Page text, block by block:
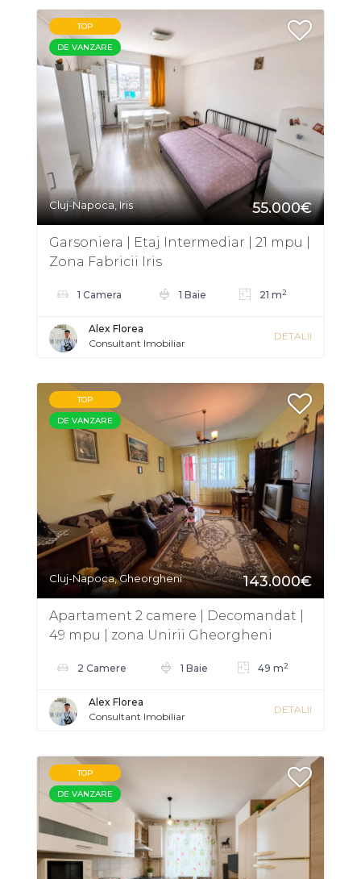
TOP
DE VANZARE
Cluj-Napoca, Iris 55.000€
Garsoniera | Etaj Intermediar | 21 mpu |
Zona Fabricii Iris
1 Camera 1 Baie 21 m2
Alex Florea
Consultant Imobiliar
DETALII
TOP
DE VANZARE
Cluj-Napoca, Gheorgheni 143.000€
Apartament 2 camere | Decomandat |
49 mpu | zona Unirii Gheorgheni
2 Camere 1 Baie 49 m2
Alex Florea
Consultant Imobiliar
DETALII
TOP
DE VANZARE